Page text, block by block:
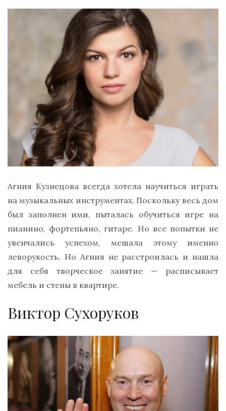
Агния Кузнецова всегда хотела научиться играть
на музыкальных инструментах. Поскольку весь дом
был заполнен ими, пыталась обучиться игре на
пианино, фортепьяно, гитаре. Но все попытки не
увенчались успехом, мешала этому именно
леворукость. Но Агния не расстроилась и нашла
для себя творческое занятие — расписывает
мебель и стены в квартире.
Виктор Сухоруков